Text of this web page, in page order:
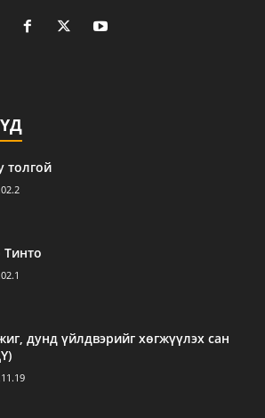
толгой
Тинто
дунд үйлдвэрийг хөгжүүлэх сан